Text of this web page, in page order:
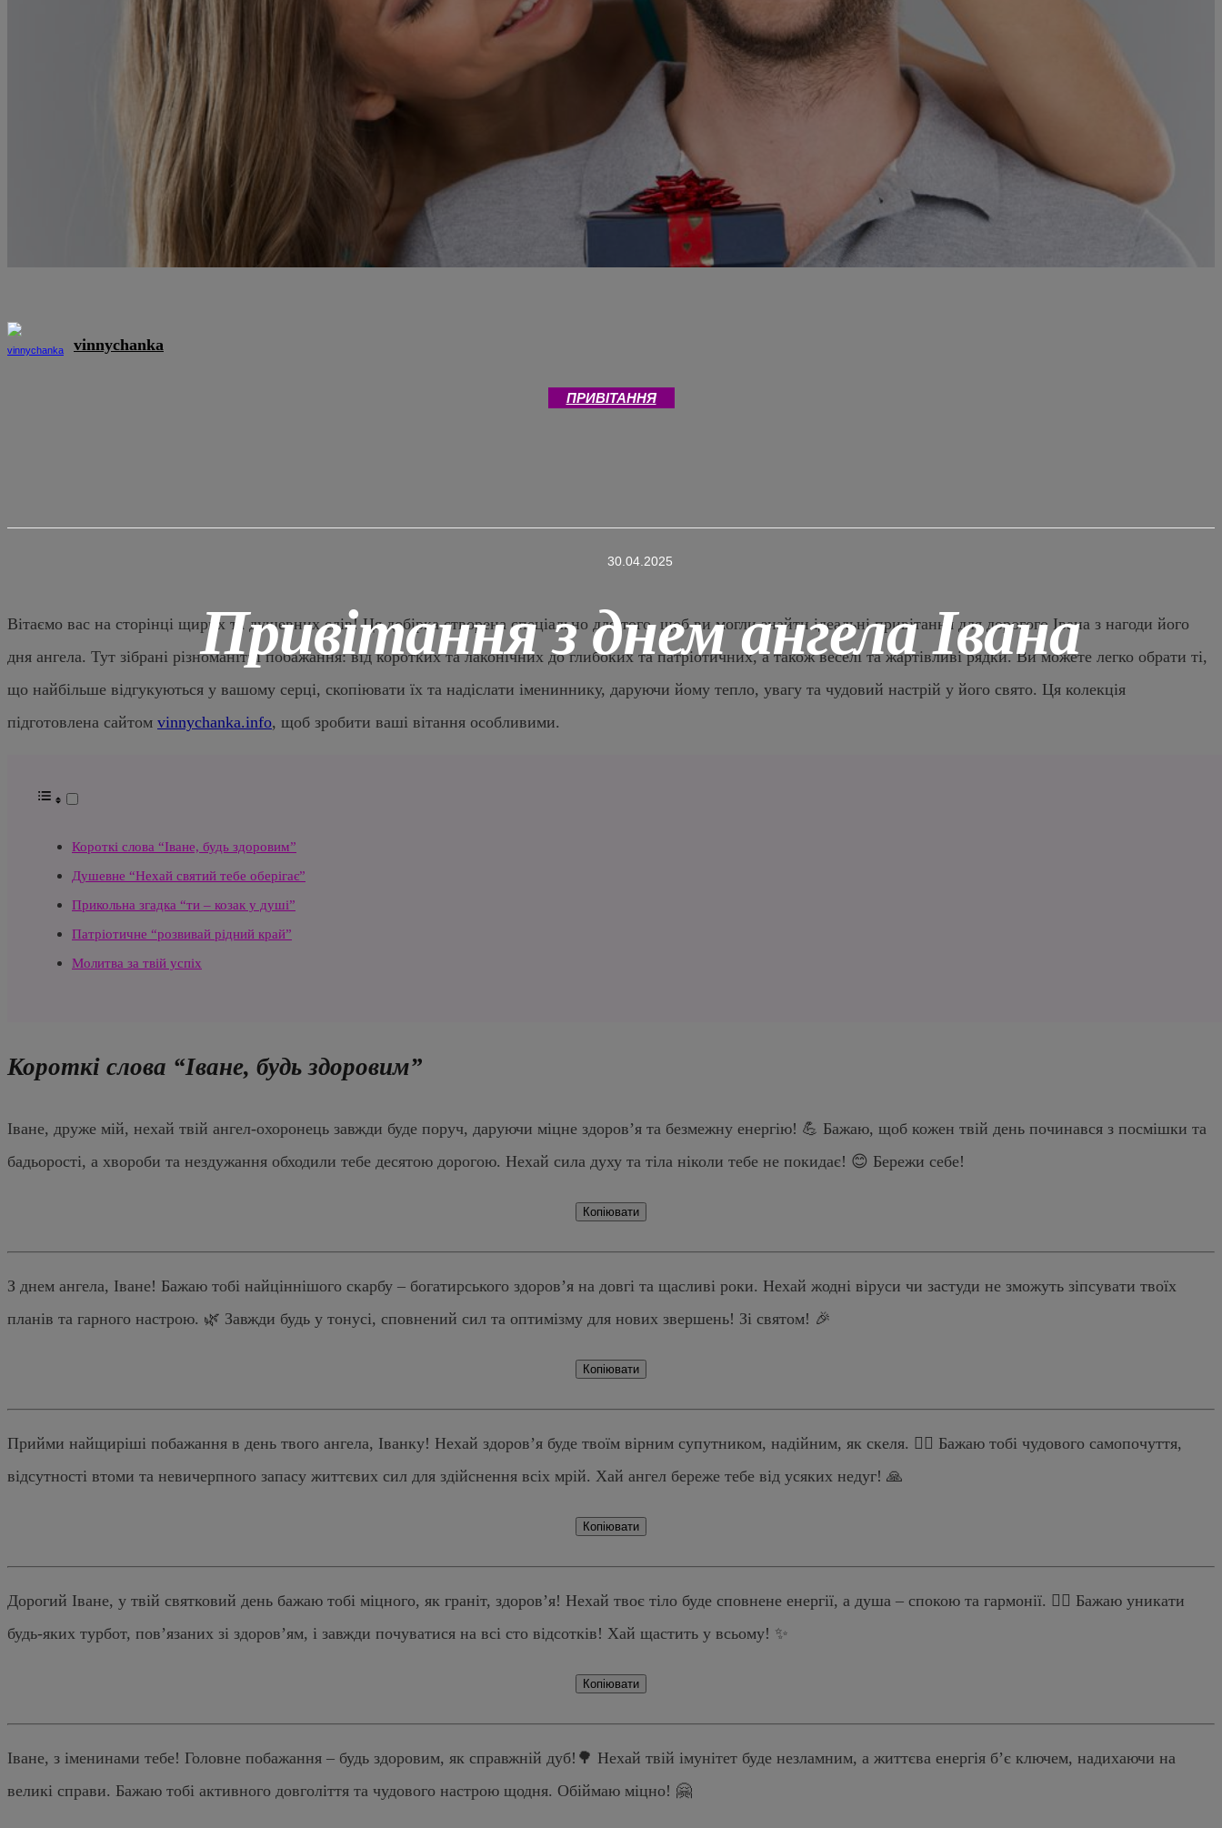
30.04.2025
Привітання з днем ангела Івана
vinnychanka
ПРИВІТАННЯ
Вітаємо вас на сторінці щирих та душевних слів! Ця добірка створена спеціально для того, щоб ви могли знайти ідеальні привітання для дорогого Івана з нагоди його
дня ангела. Тут зібрані різноманітні побажання: від коротких та лаконічних до глибоких та патріотичних, а також веселі та жартівливі рядки. Ви можете легко обрати ті,
що найбільше відгукуються у вашому серці, скопіювати їх та надіслати імениннику, даруючи йому тепло, увагу та чудовий настрій у його свято. Ця колекція
підготовлена сайтом vinnychanka.info, щоб зробити ваші вітання особливими.
Короткі слова “Іване, будь здоровим”
Душевне “Нехай святий тебе оберігає”
Прикольна згадка “ти – козак у душі”
Патріотичне “розвивай рідний край”
Молитва за твій успіх
Короткі слова “Іване, будь здоровим”
Іване, друже мій, нехай твій ангел-охоронець завжди буде поруч, даруючи міцне здоров’я та безмежну енергію! 💪 Бажаю, щоб кожен твій день починався з посмішки та
бадьорості, а хвороби та нездужання обходили тебе десятою дорогою. Нехай сила духу та тіла ніколи тебе не покидає! 😊 Бережи себе!
Копіювати
З днем ангела, Іване! Бажаю тобі найціннішого скарбу – богатирського здоров’я на довгі та щасливі роки. Нехай жодні віруси чи застуди не зможуть зіпсувати твоїх
планів та гарного настрою. 🌿 Завжди будь у тонусі, сповнений сил та оптимізму для нових звершень! Зі святом! 🎉
Копіювати
Прийми найщиріші побажання в день твого ангела, Іванку! Нехай здоров’я буде твоїм вірним супутником, надійним, як скеля. 🏋️‍♂️ Бажаю тобі чудового самопочуття,
відсутності втоми та невичерпного запасу життєвих сил для здійснення всіх мрій. Хай ангел береже тебе від усяких недуг! 🙏
Копіювати
Дорогий Іване, у твій святковий день бажаю тобі міцного, як граніт, здоров’я! Нехай твоє тіло буде сповнене енергії, а душа – спокою та гармонії. 🧘‍♂️ Бажаю уникати
будь-яких турбот, пов’язаних зі здоров’ям, і завжди почуватися на всі сто відсотків! Хай щастить у всьому! ✨
Копіювати
Іване, з іменинами тебе! Головне побажання – будь здоровим, як справжній дуб!🌳 Нехай твій імунітет буде незламним, а життєва енергія б’є ключем, надихаючи на
великі справи. Бажаю тобі активного довголіття та чудового настрою щодня. Обіймаю міцно! 🤗